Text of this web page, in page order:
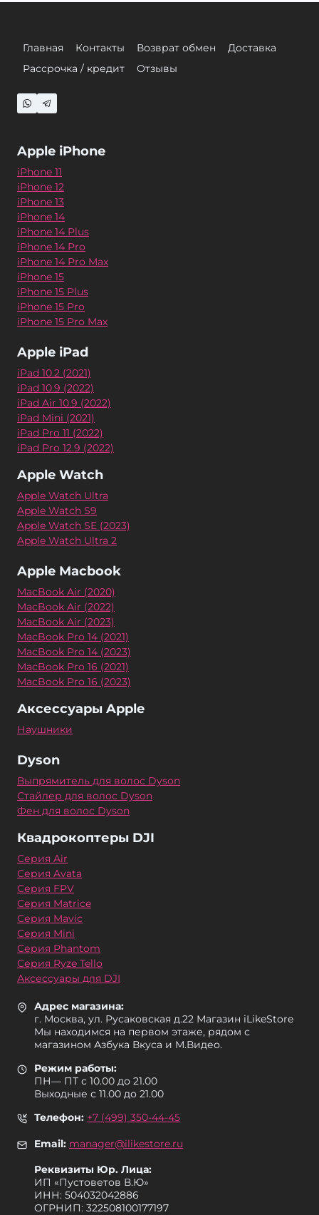
Главная Контакты Возврат обмен
Доставка
Рассрочка / кредит
Отзывы
Apple iPhone
iPhone 11
iPhone 12
iPhone 13
iPhone 14
iPhone 14 Plus
iPhone 14 Pro
iPhone 14 Pro Max
iPhone 15
iPhone 15 Plus
iPhone 15 Pro
iPhone 15 Pro Max
Apple iPad
iPad 10.2 (2021)
iPad 10.9 (2022)
iPad Air 10.9 (2022)
iPad Mini (2021)
iPad Pro 11 (2022)
iPad Pro 12.9 (2022)
Apple Watch
Apple Watch Ultra
Apple Watch S9
Apple Watch SE (2023)
Apple Watch Ultra 2
Apple Macbook
MacBook Air (2020)
MacBook Air (2022)
MacBook Air (2023)
MacBook Pro 14 (2021)
MacBook Pro 14 (2023)
MacBook Pro 16 (2021)
MacBook Pro 16 (2023)
Аксессуары Apple
Наушники
Dyson
Выпрямитель для волос Dyson
Стайлер для волос Dyson
Фен для волос Dyson
Квадрокоптеры DJI
Серия Air
Серия Avata
Серия FPV
Серия Matrice
Серия Mavic
Серия Mini
Серия Phantom
Серия Ryze Tello
Аксессуары для DJI
Адрес магазина:
г. Москва, ул. Русаковская д.22 Магазин iLikeStore
Мы находимся на первом этаже, рядом с
магазином Азбука Вкуса и М.Видео.
Режим работы:
ПН— ПТ с 10.00 до 21.00
Выходные с 11.00 до 21.00
Телефон: +7 (499) 350-44-45
Email: manager@ilikestore.ru
Реквизиты Юр. Лица:
ИП «Пуcтоветов В.Ю»
ИНН: 504032042886
ОГРНИП: 322508100177197